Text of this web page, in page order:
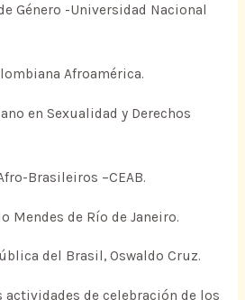
Género -Universidad Nacional
Afroamérica.
en Sexualidad y Derechos
Brasileiros –CEAB.
Mendes de Río de Janeiro.
del Brasil, Oswaldo Cruz.
de celebración de los